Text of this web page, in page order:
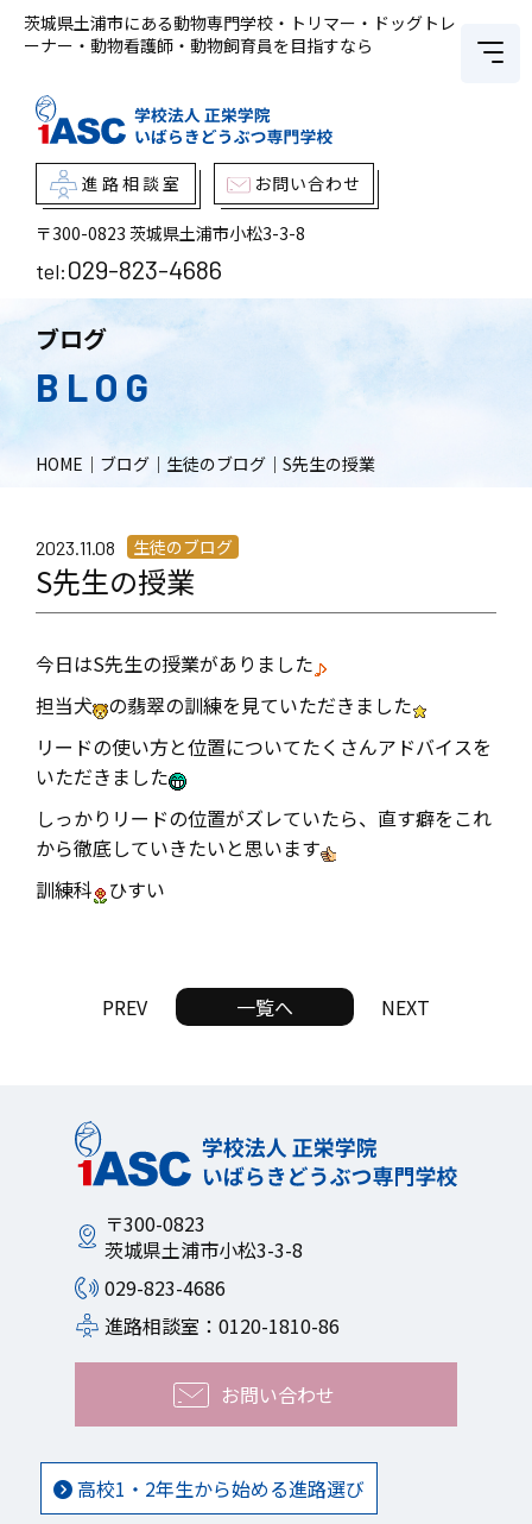
茨城県土浦市にある動物専門学校・トリマー・ドッグトレ
ーナー・動物看護師・動物飼育員を目指すなら
進路相談室 お問い合わせ
〒300-0823 茨城県土浦市小松3-3-8
tel:029-823-4686
ブログ
BLOG
HOME ｜ ブログ ｜ 生徒のブログ ｜ S先生の授業
2023.11.08 生徒のブログ
S先生の授業
今日はS先生の授業がありました
担当犬 の翡翠の訓練を見ていただきました
リードの使い方と位置についてたくさんアドバイスを
いただきました
しっかりリードの位置がズレていたら、直す癖をこれ
から徹底していきたいと思います
訓練科
ひすい
PREV 一覧へ NEXT
〒300-0823
茨城県土浦市小松3-3-8
029-823-4686
進路相談室：0120-1810-86
お問い合わせ
高校1・2年生から始める進路選び